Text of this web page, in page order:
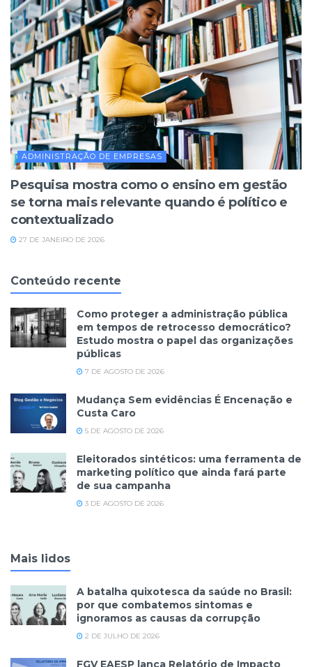
ADMINISTRAÇÃO DE EMPRESAS
Pesquisa mostra como o ensino em gestão
se torna mais relevante quando é político e
contextualizado
27 DE JANEIRO DE 2026
Conteúdo recente
Como proteger a administração pública
em tempos de retrocesso democrático?
Estudo mostra o papel das organizações
públicas
7 DE AGOSTO DE 2026
Mudança Sem evidências É Encenação e
Custa Caro
5 DE AGOSTO DE 2026
Eleitorados sintéticos: uma ferramenta de
marketing político que ainda fará parte
de sua campanha
3 DE AGOSTO DE 2026
Mais lidos
A batalha quixotesca da saúde no Brasil:
por que combatemos sintomas e
ignoramos as causas da corrupção
2 DE JULHO DE 2026
FGV EAESP lança Relatório de Impacto